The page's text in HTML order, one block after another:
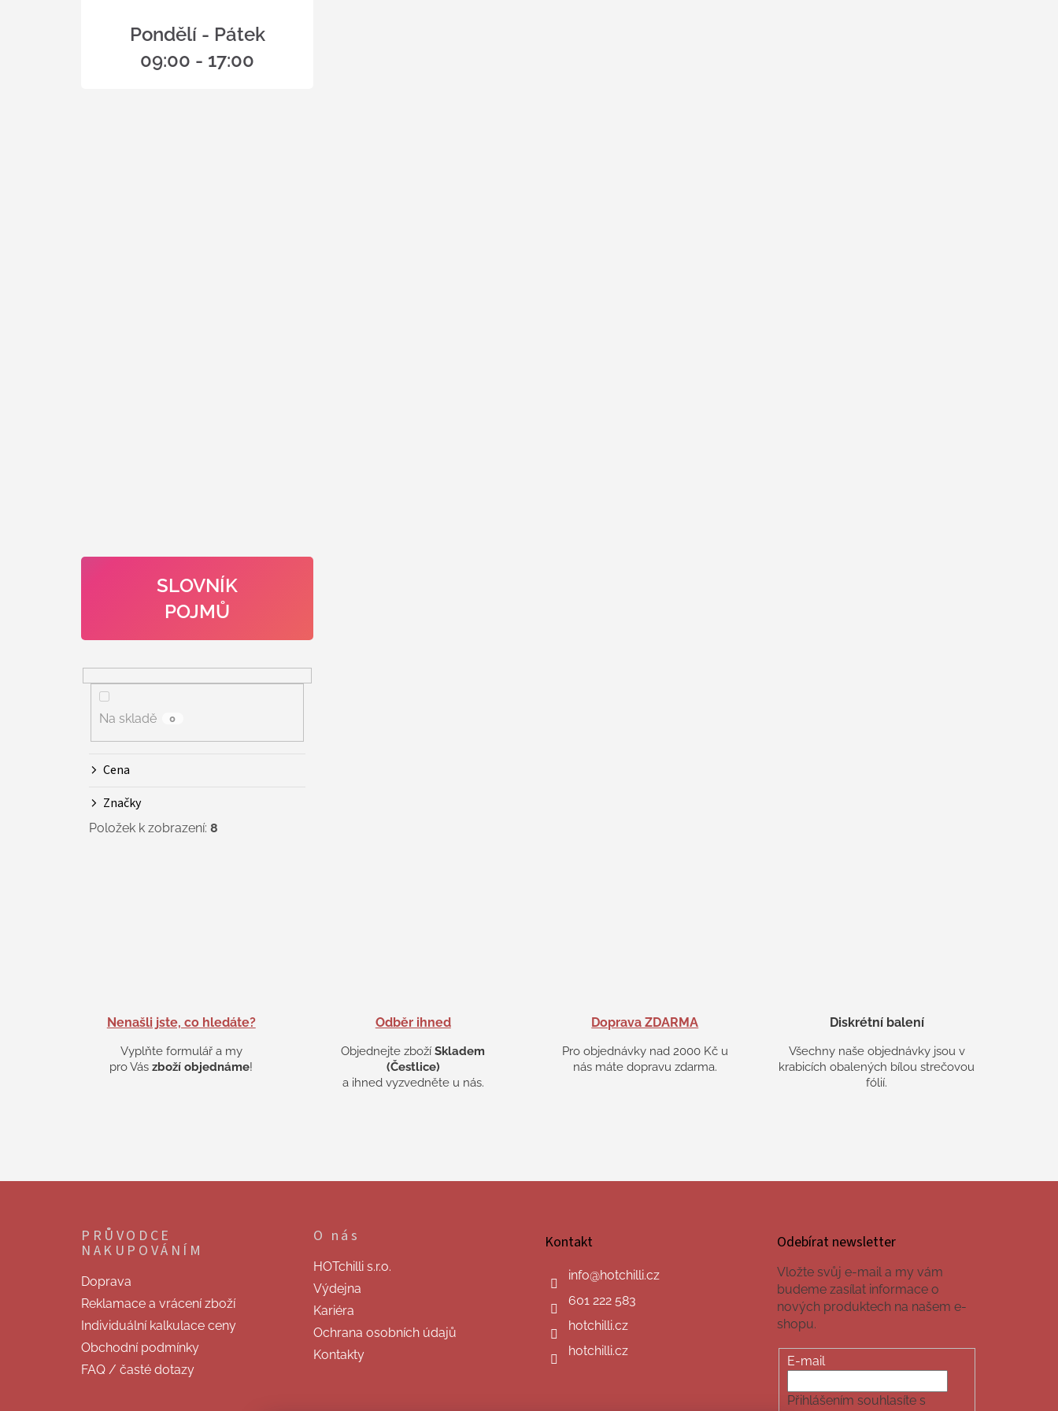
Pondělí - Pátek
09:00 - 17:00
SLOVNÍK
POJMŮ
Na skladě 0
Cena
Značky
Položek k zobrazení: 8
Nenašli jste, co hledáte?
Vyplňte formulář a my
pro Vászboží objednáme!
Odběr ihned
Objednejte zbožíSkladem
(Čestlice)
a ihned vyzvedněte u nás.
Doprava ZDARMA
Pro objednávky nad 2000 Kč u
nás máte dopravu zdarma.
Diskrétní balení
Všechny naše objednávky jsou v
krabicích obalených bílou strečovou
fólií.
Z
PRŮVODCE
NAKUPOVÁNÍM
Doprava
Reklamace a vrácení zboží
Individuální kalkulace ceny
Obchodní podmínky
FAQ / časté dotazy
O nás
HOTchilli s.r.o.
Výdejna
Kariéra
Ochrana osobních údajů
Kontakty
Kontakt
info@hotchilli.cz
601 222 583
hotchilli.cz
hotchilli.cz
Odebírat newsletter
Vložte svůj e-mail a my vám
budeme zasílat informace o
nových produktech na našem e-
shopu.
E-mail
Přihlášením souhlasíte s